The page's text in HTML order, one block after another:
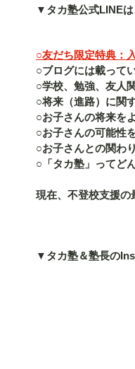
▼タカ塾公式LINE
○友だち限定特典：
○ブログには載って
○学校、勉強、友人
○将来（進路）に関
○お子さんの将来を
○お子さんの可能性
○お子さんとの関わ
○「タカ塾」ってど
現在、不登校支援の
▼タカ塾＆塾長の